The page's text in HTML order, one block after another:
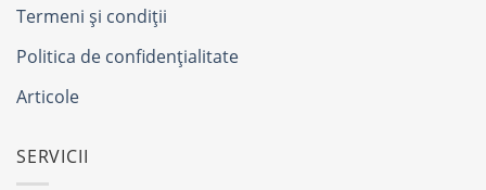
Termeni și condiții
Politica de confidențialitate
Articole
SERVICII